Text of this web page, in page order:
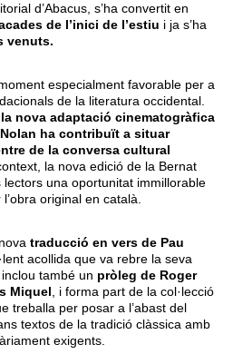
d’Abacus, s’ha convertit en
de l’inici de l’estiu i ja s’ha
venuts.
especialment favorable per a
de la literatura occidental.
la nova adaptació cinematogràfica
ha contribuït a situar
de la conversa cultural
la nova edició de la Bernat
una oportunitat immillorable
original en català.
traducció en vers de Pau
acollida que va rebre la seva
inclou també un pròleg de Roger
Miquel , i forma part de la col·lecció
treballa per posar a l’abast del
textos de la tradició clàssica amb
exigents.